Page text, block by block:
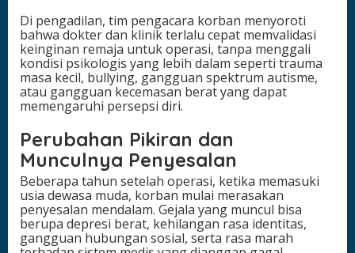
Di pengadilan, tim pengacara korban menyoroti
bahwa dokter dan klinik terlalu cepat memvalidasi
keinginan remaja untuk operasi, tanpa menggali
kondisi psikologis yang lebih dalam seperti trauma
masa kecil, bullying, gangguan spektrum autisme,
atau gangguan kecemasan berat yang dapat
memengaruhi persepsi diri.
Perubahan Pikiran dan
Munculnya Penyesalan
Beberapa tahun setelah operasi, ketika memasuki
usia dewasa muda, korban mulai merasakan
penyesalan mendalam. Gejala yang muncul bisa
berupa depresi berat, kehilangan rasa identitas,
gangguan hubungan sosial, serta rasa marah